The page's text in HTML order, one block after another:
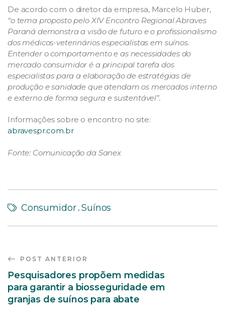
De acordo com o diretor da empresa, Marcelo Huber,
“o tema proposto pelo XIV Encontro Regional Abraves
Paraná demonstra a visão de futuro e o profissionalismo
dos médicos-veterinários especialistas em suínos.
Entender o comportamento e as necessidades do
mercado consumidor é a principal tarefa dos
especialistas para a elaboração de estratégias de
produção e sanidade que atendam os mercados interno
e externo de forma segura e sustentável”.
Informações sobre o encontro no site:
abravespr.com.br
Fonte: Comunicação da Sanex
Consumidor , Suínos
POST ANTERIOR
Pesquisadores propõem medidas
para garantir a biosseguridade em
granjas de suínos para abate